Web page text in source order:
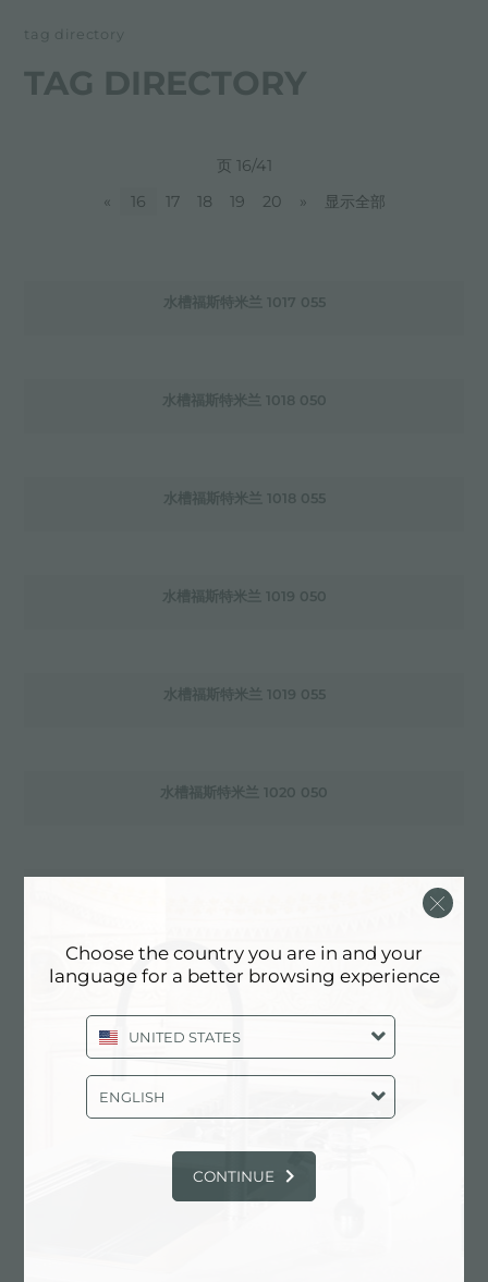
tag directory
TAG DIRECTORY
页 16/41
«
16 17 18 19 20 » 显示全部
水槽福斯特米兰 1017 055
水槽福斯特米兰 1018 050
水槽福斯特米兰 1018 055
水槽福斯特米兰 1019 050
水槽福斯特米兰 1019 055
水槽福斯特米兰 1020 050
水槽福斯特米兰 1024 050
水槽米拉内罗工作站 1034 856
Choose the country you are in and your
language for a better browsing experience
UNITED STATES
ENGLISH
CONTINUE